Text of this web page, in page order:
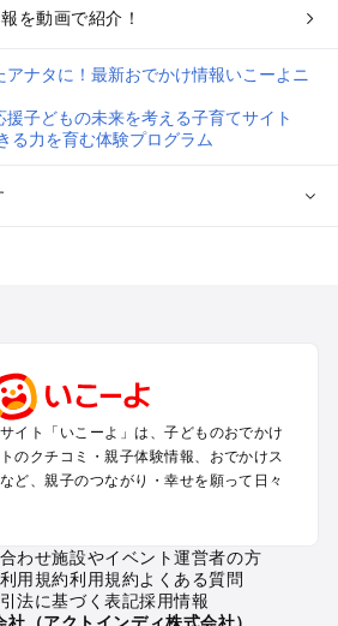
を動画で紹介！
け
かけ
イト「いこーよ」は、子どものおでかけ
のクチコミ・親子体験情報、おでかけス
ど、親子のつながり・幸せを願って日々
わせ施設やイベント運営者の方
用規約利用規約よくある質問
法に基づく表記採用情報
社（アクトインディ株式会社）